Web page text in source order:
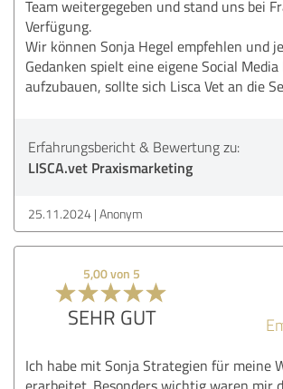
Team weitergegeben und stand uns bei
Verfügung.
Wir können Sonja Hegel empfehlen und
Gedanken spielt eine eigene Social Media
aufzubauen, sollte sich Lisca Vet an die
Erfahrungsbericht & Bewertung zu:
LISCA.vet Praxismarketing
25.11.2024 Anonym
5,00 von 5
SEHR GUT
Ich habe mit Sonja Strategien für meine